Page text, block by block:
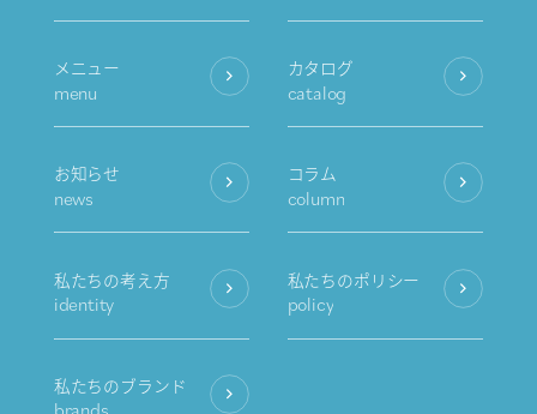
メニュー
menu
カタログ
catalog
お知らせ
news
コラム
column
私たちの考え方
identity
私たちのポリシー
policy
私たちのブランド